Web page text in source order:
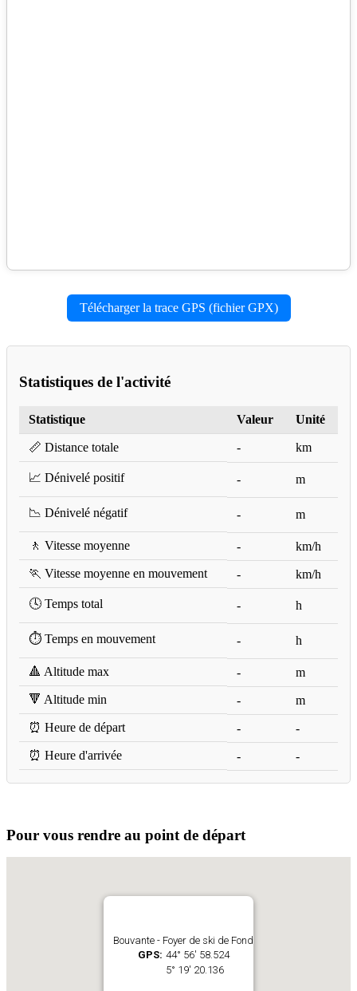
Télécharger la trace GPS (fichier GPX)
Statistiques de l'activité
Statistique Valeur Unité
📏 Distance totale - km
📈 Dénivelé positif - m
📉 Dénivelé négatif - m
🚶 Vitesse moyenne -
km/h
🏃 Vitesse moyenne en mouvement
- km/h
🕓 Temps total - h
⏱️ Temps en mouvement - h
🔺 Altitude max -
m
🔻 Altitude min
-
m
⏰ Heure de départ
-
-
⏰ Heure d'arrivée
- -
Pour vous rendre au point de départ
Bouvante - Foyer de ski de Fond
GPS: 44° 56' 58.524
5° 19' 20.136